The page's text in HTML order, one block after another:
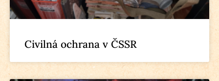
Civilná ochrana v ČSSR